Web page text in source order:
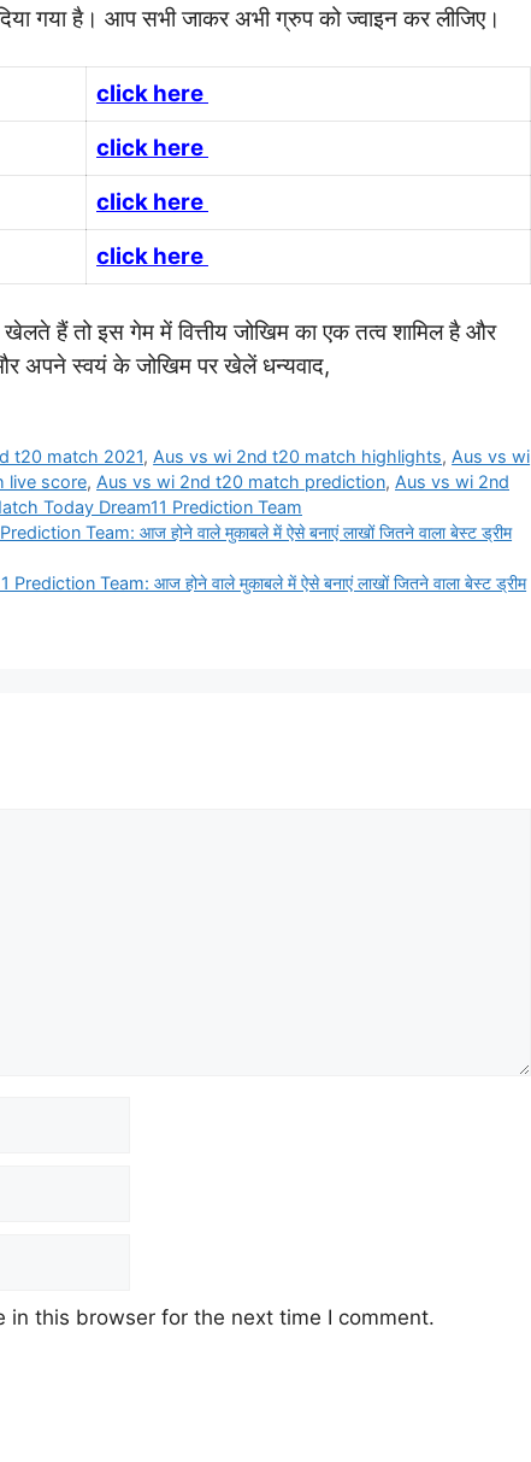
गया है। आप सभी जाकर अभी ग्रुप को ज्वाइन कर लीजिए।
click here
click here
click here
click here
हैं तो इस गेम में वित्तीय जोखिम का एक तत्व शामिल है और
अपने स्वयं के जोखिम पर खेलें धन्यवाद,
t20 match 2021, Aus vs wi 2nd t20 match highlights, Aus vs wi
live score, Aus vs wi 2nd t20 match prediction, Aus vs wi 2nd
Today Dream11 Prediction Team
Team: आज होने वाले मुकाबले में ऐसे बनाएं लाखों जितने वाला बेस्ट ड्रीम
Team: आज होने वाले मुकाबले में ऐसे बनाएं लाखों जितने वाला बेस्ट ड्रीम
in this browser for the next time I comment.